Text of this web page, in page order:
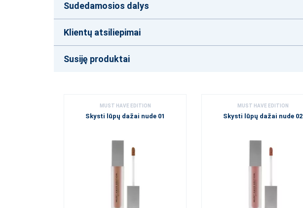
Sudedamosios dalys
Klientų atsiliepimai
Susiję produktai
MUST HAVE EDITION
Skysti lūpų dažai nude 01
MUST HAVE EDITION
Skysti lūpų dažai nude 02